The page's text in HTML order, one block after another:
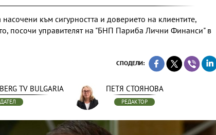
към сигурността и доверието на клиентите,
посочи управителят на "БНП Париба Лични Финанси" в
СПОДЕЛИ:
TV BULGARIA ПЕТЯ СТОЯНОВА
РЕДАКТОР